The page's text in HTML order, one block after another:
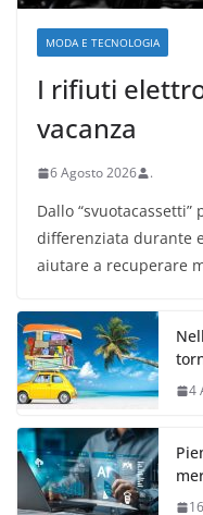
MODA E TECNOLOGIA
I rifiuti
vacanza
6 Agosto 2026 .
Dallo
differenziata durante
aiutare a recuperare
4